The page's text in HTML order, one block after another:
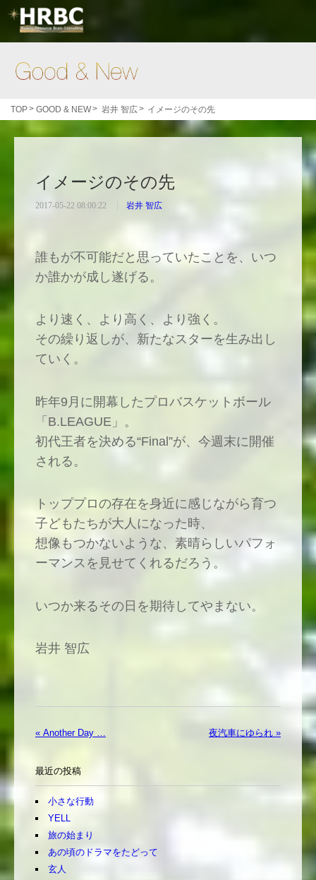
TOP> GOOD & NEW> 岩井 智広> イメージのその先
イメージのその先
2017-05-22 08:00:22 岩井 智広
誰もが不可能だと思っていたことを、いつ
か誰かが成し遂げる。
より速く、より高く、より強く。
その繰り返しが、新たなスターを生み出し
ていく。
昨年9月に開幕したプロバスケットボール
「B.LEAGUE」。
初代王者を決める“Final”が、今週末に開催
される。
トッププロの存在を身近に感じながら育つ
子どもたちが大人になった時、
想像もつかないような、素晴らしいパフォ
ーマンスを見せてくれるだろう。
いつか来るその日を期待してやまない。
岩井 智広
« Another Day … 夜汽車にゆられ »
最近の投稿
小さな行動
YELL
旅の始まり
あの頃のドラマをたどって
玄人